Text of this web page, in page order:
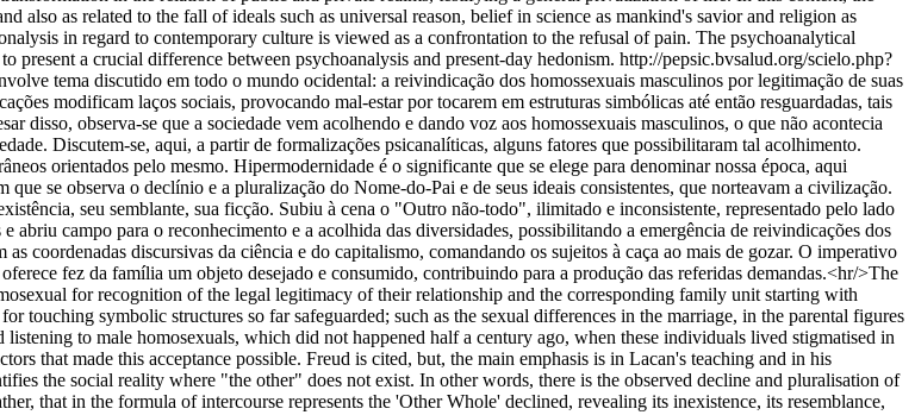
also as related to the fall of ideals such as universal reason, belief in science as mankind's savior and religion as
in regard to contemporary culture is viewed as a confrontation to the refusal of pain. The psychoanalytical
a crucial difference between psychoanalysis and present-day hedonism. http://pepsic.bvsalud.org/scielo.php?
tema discutido em todo o mundo ocidental: a reivindicação dos homossexuais masculinos por legitimação de suas
modificam laços sociais, provocando mal-estar por tocarem em estruturas simbólicas até então resguardadas, tais
disso, observa-se que a sociedade vem acolhendo e dando voz aos homossexuais masculinos, o que não acontecia
Discutem-se, aqui, a partir de formalizações psicanalíticas, alguns fatores que possibilitaram tal acolhimento.
orientados pelo mesmo. Hipermodernidade é o significante que se elege para denominar nossa época, aqui
se observa o declínio e a pluralização do Nome-do-Pai e de seus ideais consistentes, que norteavam a civilização.
seu semblante, sua ficção. Subiu à cena o "Outro não-todo", ilimitado e inconsistente, representado pelo lado
campo para o reconhecimento e a acolhida das diversidades, possibilitando a emergência de reivindicações dos
coordenadas discursivas da ciência e do capitalismo, comandando os sujeitos à caça ao mais de gozar. O imperativo
fez da família um objeto desejado e consumido, contribuindo para a produção das referidas demandas.<hr/>The
for recognition of the legal legitimacy of their relationship and the corresponding family unit starting with
touching symbolic structures so far safeguarded; such as the sexual differences in the marriage, in the parental figures
to male homosexuals, which did not happened half a century ago, when these individuals lived stigmatised in
that made this acceptance possible. Freud is cited, but, the main emphasis is in Lacan's teaching and in his
the social reality where "the other" does not exist. In other words, there is the observed decline and pluralisation of
that in the formula of intercourse represents the 'Other Whole' declined, revealing its inexistence, its resemblance,